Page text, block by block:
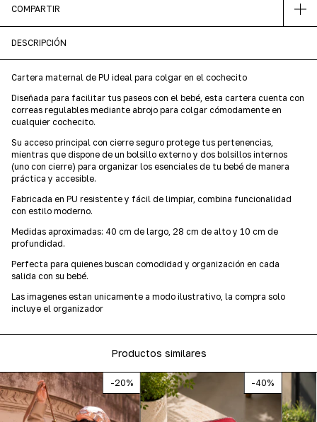
COMPARTIR
DESCRIPCIÓN
Cartera maternal de PU ideal para colgar en el cochecito
Diseñada para facilitar tus paseos con el bebé, esta cartera cuenta con
correas regulables mediante abrojo para colgar cómodamente en
cualquier cochecito.
Su acceso principal con cierre seguro protege tus pertenencias,
mientras que dispone de un bolsillo externo y dos bolsillos internos
(uno con cierre) para organizar los esenciales de tu bebé de manera
práctica y accesible.
Fabricada en PU resistente y fácil de limpiar, combina funcionalidad
con estilo moderno.
Medidas aproximadas: 40 cm de largo, 28 cm de alto y 10 cm de
profundidad.
Perfecta para quienes buscan comodidad y organización en cada
salida con su bebé.
Las imagenes estan unicamente a modo ilustrativo, la compra solo
incluye el organizador
Productos similares
-20% -40%